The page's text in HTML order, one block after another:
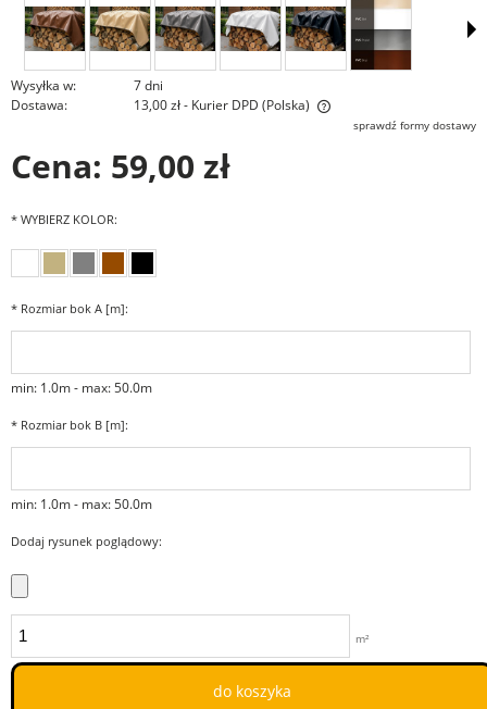
Wysyłka w:
7 dni
Dostawa:
13,00 zł- Kurier DPD (Polska)
Cena nie zawiera ewentualnych kosztów płatnościsprawdź formy dostawy
Cena: 59,00 zł
* WYBIERZ KOLOR:
* Rozmiar bok A [m]:
min: 1.0m - max: 50.0m
* Rozmiar bok B [m]:
min: 1.0m - max: 50.0m
Dodaj rysunek poglądowy:
m²
do koszyka